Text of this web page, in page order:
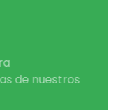
de nuestros